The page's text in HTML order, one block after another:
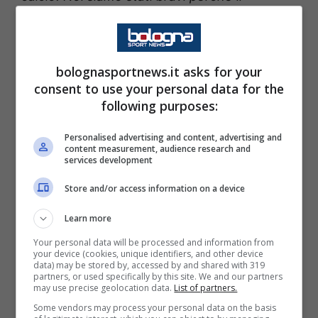
Forse il primo tempo se stavamo 6-0 non
diceva niente nessuno…”
Le parole di Bernardeschi al
termine di Maccabi Tel Aviv-
Bologna
Il numero dieci commenta così la mancata
qualificazione tra le prime dieci e il match di
stasera: “Dispiace per il percorso che
abbiamo fatto, sappiamo che due partite
potevamo fare meglio e ci siamo complicati
la vita da soli e questo ci deve far pensare.
bolognasportnews.it asks for your
consent to use your personal data for the
following purposes:
Personalised advertising and content, advertising and
content measurement, audience research and
services development
Store and/or access information on a device
Learn more
Your personal data will be processed and information from
your device (cookies, unique identifiers, and other device
data) may be stored by, accessed by and shared with 319
partners, or used specifically by this site. We and our partners
may use precise geolocation data. List of partners.
Some vendors may process your personal data on the basis